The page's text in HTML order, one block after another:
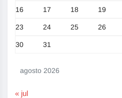
agosto 2026
16 17 18 19
23 24 25 26
30 31
« jul